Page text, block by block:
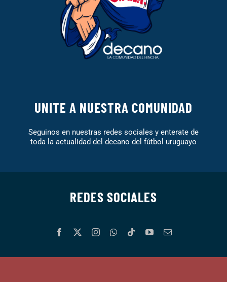
UNITE A NUESTRA COMUNIDAD
Seguinos en nuestras redes sociales y enterate de
toda la actualidad del decano del fútbol uruguayo
REDES SOCIALES